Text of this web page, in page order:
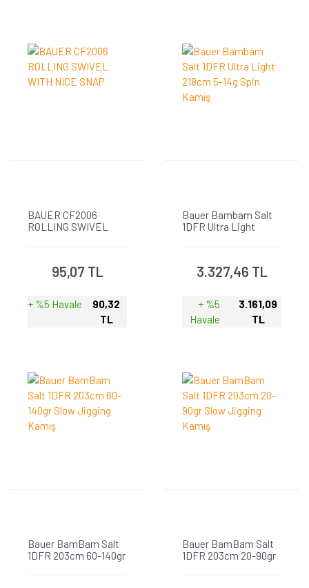
BAUER CF2006
ROLLING SWIVEL
95,07 TL
+ %5 Havale
90,32
TL
Bauer Bambam Salt
1DFR Ultra Light
3.327,46 TL
+ %5
Havale
3.161,09
TL
Bauer BamBam Salt
1DFR 203cm 60-140gr
Bauer BamBam Salt
1DFR 203cm 20-90gr